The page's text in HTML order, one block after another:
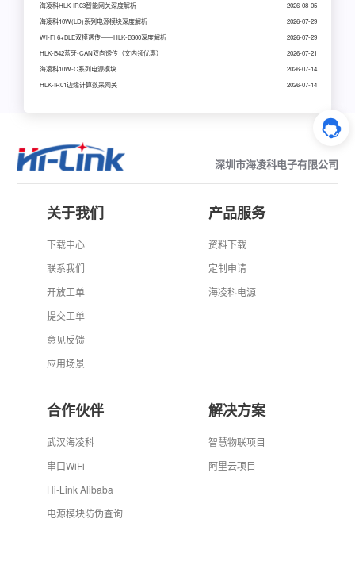
海凌科HLK-IR03智能网关深度解析
2026-08-05
海凌科10W(LD)系列电源模块深度解析
2026-07-29
Wi-Fi 6+BLE双模透传——HLK-B300深度解析
2026-07-29
HLK-B42蓝牙-CAN双向透传（文内领优惠）
2026-07-21
海凌科10W-C系列电源模块
2026-07-14
HLK-IR01边缘计算数采网关
2026-07-14
深圳市海凌科电子有限公司
关于我们
下载中心
联系我们
开放工单
提交工单
意见反馈
应用场景
产品服务
资料下载
定制申请
海凌科电源
合作伙伴
武汉海凌科
串口WiFi
Hi-Link Alibaba
电源模块防伪查询
解决方案
智慧物联项目
阿里云项目